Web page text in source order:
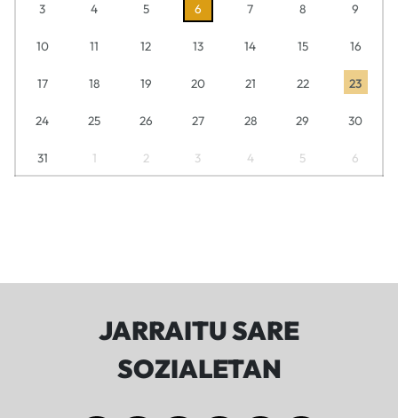
3 4 5 6 7 8 9
10 11 12 13 14 15 16
17 18 19 20 21 22 23
24 25 26 27 28 29 30
31 1 2 3 4 5 6
JARRAITU SARE
SOZIALETAN